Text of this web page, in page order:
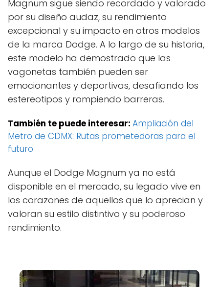
Magnum sigue siendo recordado y valorado
por su diseño audaz, su rendimiento
excepcional y su impacto en otros modelos
de la marca Dodge. A lo largo de su historia,
este modelo ha demostrado que las
vagonetas también pueden ser
emocionantes y deportivas, desafiando los
estereotipos y rompiendo barreras.
También te puede interesar: Ampliación del
Metro de CDMX: Rutas prometedoras para el
futuro
Aunque el Dodge Magnum ya no está
disponible en el mercado, su legado vive en
los corazones de aquellos que lo aprecian y
valoran su estilo distintivo y su poderoso
rendimiento.